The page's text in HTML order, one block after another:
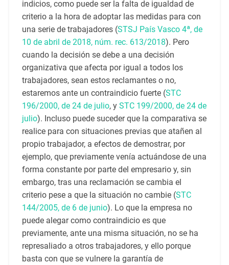
indicios, como puede ser la falta de igualdad de
criterio a la hora de adoptar las medidas para con
una serie de trabajadores (STSJ País Vasco 4ª, de
10 de abril de 2018, núm. rec. 613/2018). Pero
cuando la decisión se debe a una decisión
organizativa que afecta por igual a todos los
trabajadores, sean estos reclamantes o no,
estaremos ante un contraindicio fuerte (STC
196/2000, de 24 de julio, y STC 199/2000, de 24 de
julio). Incluso puede suceder que la comparativa se
realice para con situaciones previas que atañen al
propio trabajador, a efectos de demostrar, por
ejemplo, que previamente venía actuándose de una
forma constante por parte del empresario y, sin
embargo, tras una reclamación se cambia el
criterio pese a que la situación no cambie (STC
144/2005, de 6 de junio). Lo que la empresa no
puede alegar como contraindicio es que
previamente, ante una misma situación, no se ha
represaliado a otros trabajadores, y ello porque
basta con que se vulnere la garantía de